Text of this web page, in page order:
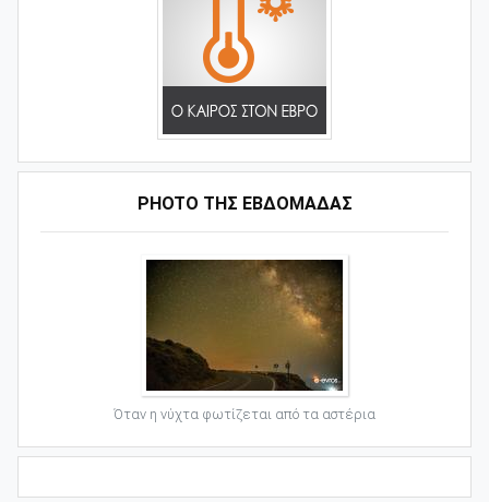
PHOTO ΤΗΣ ΕΒΔΟΜΑΔΑΣ
Όταν η νύχτα φωτίζεται από τα αστέρια